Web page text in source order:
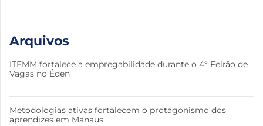
Arquivos
ITEMM fortalece a empregabilidade durante o 4º Feirão de
Vagas no Éden
Metodologias ativas fortalecem o protagonismo dos
aprendizes em Manaus